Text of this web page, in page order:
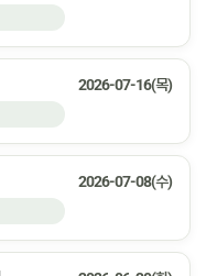
2026-07-16(목)
2026-07-08(수)